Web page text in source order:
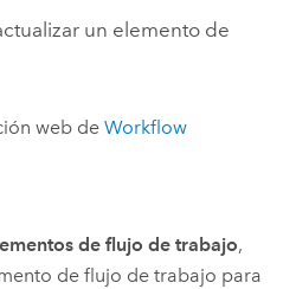
un elemento de
web de Workflow
de flujo de trabajo,
de flujo de trabajo para